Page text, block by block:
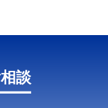
談